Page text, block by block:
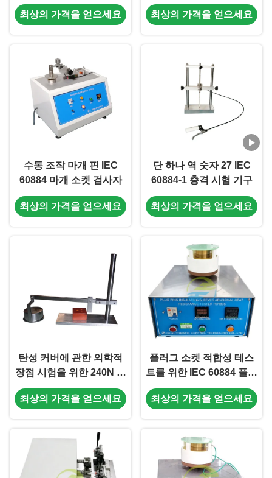
최상의 가격을 얻으세요 최상의 가격을 얻으세요
수동 조작 마개 핀 IEC
60884 마개 소켓 검사자
최상의 가격을 얻으세요
단 하나 역 숫자 27 IEC
60884-1 충격 시험 기구
최상의 가격을 얻으세요
탄성 커버에 관한 의학적
장점 시험을 위한 240N 플
러그 소켓 테스터
최상의 가격을 얻으세요
플러그 소켓 적합성 테스
트를 위한 IEC 60884 플러
그 핀 절연 슬리브 비정상
적인 내열 테스트 장치
최상의 가격을 얻으세요